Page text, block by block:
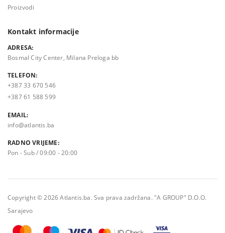
Proizvodi
Kontakt informacije
ADRESA:
Bosmal City Center, Milana Preloga bb
TELEFON:
+387 33 670 546
+387 61 588 599
EMAIL:
info@atlantis.ba
RADNO VRIJEME:
Pon - Sub / 09:00 - 20:00
Copyright © 2026 Atlantis.ba. Sva prava zadržana. "A GROUP" D.O.O.
Sarajevo